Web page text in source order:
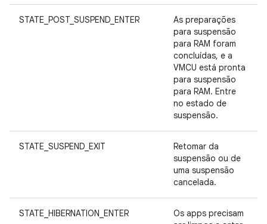
STATE_POST_SUSPEND_ENTER
As preparações
para suspensão
para RAM foram
concluídas, e a
VMCU está pronta
para suspensão
para RAM. Entre
no estado de
suspensão.
STATE_SUSPEND_EXIT
Retomar da
suspensão ou de
uma suspensão
cancelada.
STATE_HIBERNATION_ENTER
Os apps precisam